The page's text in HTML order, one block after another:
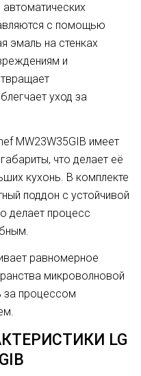
с помощью
эмаль на стенках
и
уход за
MW23W35GIB имеет
что делает её
кухонь. В комплекте
поддон с устойчивой
делает процесс
равномерное
микроволновой
за процессом
LG